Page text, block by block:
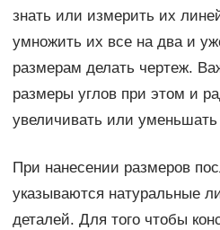
знать или измерить их
умножить их все на два и
размерам делать чертеж.
размеры углов при этом и
увеличивать или
При нанесении размеров
указываются натуральные
деталей. Для того чтобы